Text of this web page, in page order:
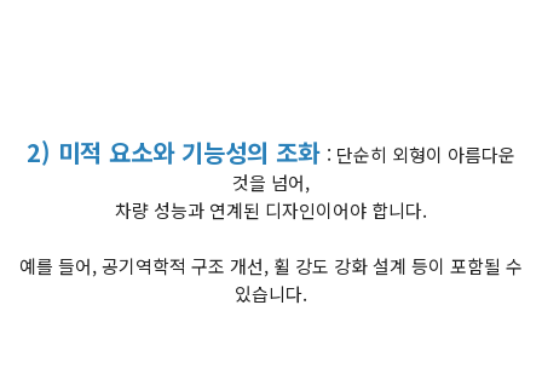
2) 미적 요소와 기능성의 조화 : 단순히 외형이 아름다운
것을 넘어,
차량 성능과 연계된 디자인이어야 합니다.
예를 들어, 공기역학적 구조 개선, 휠 강도 강화 설계 등이 포함될 수
있습니다.